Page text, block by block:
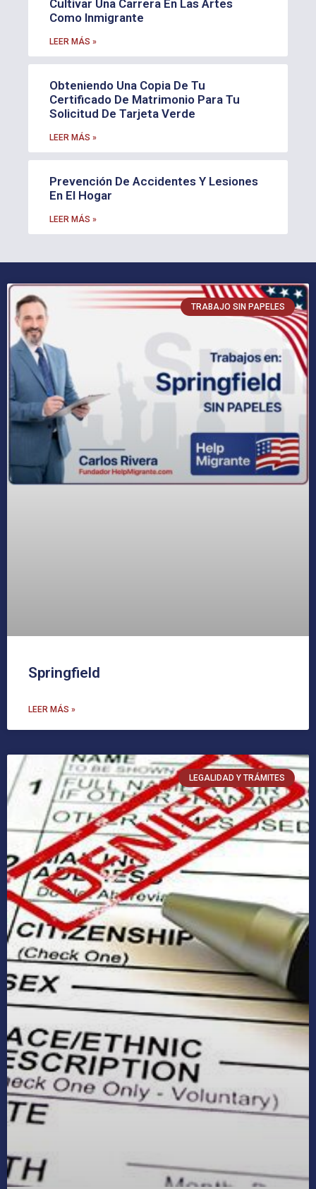
Cultivar Una Carrera En Las Artes
Como Inmigrante
LEER MÁS »
Obteniendo Una Copia De Tu
Certificado De Matrimonio Para Tu
Solicitud De Tarjeta Verde
LEER MÁS »
Prevención De Accidentes Y Lesiones
En El Hogar
LEER MÁS »
TRABAJO SIN PAPELES
Springfield
LEER MÁS »
LEGALIDAD Y TRÁMITES